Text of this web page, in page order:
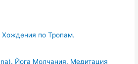
Хождения по Тропам.
Йога Молчания. Медитация